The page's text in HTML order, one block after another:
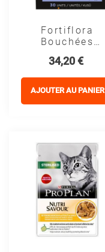
Fortiflora
Bouchées
Pro Plan
Veterinary
Diets
Prix
34,20 €
AJOUTER AU PANIER